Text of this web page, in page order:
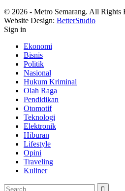
© 2026 - Metro Semarang. All Rights
Website Design: BetterStudio
Sign in
Ekonomi
Bisnis
Politik
Nasional
Hukum Kriminal
Olah Raga
Pendidikan
Otomotif
Teknologi
Elektronik
Hiburan
Lifestyle
Opini
Traveling
Kuliner